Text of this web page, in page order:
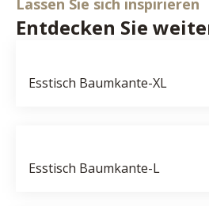
Lassen Sie sich inspirieren
Entdecken Sie
Esstisch Baumkante-XL
Esstisch Baumkante-L